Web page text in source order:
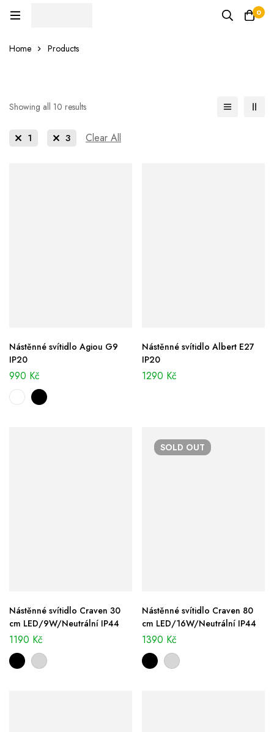
0
Home Products
Showing all 10 results
1 3 Clear All
Nástěnné svítidlo Agiou G9
IP20
990 Kč
Nástěnné svítidlo Albert E27
IP20
1290 Kč
Nástěnné svítidlo Craven 30
cm LED/9W/Neutrální IP44
1190 Kč
SOLD OUT
Nástěnné svítidlo Craven 80
cm LED/16W/Neutrální IP44
1390 Kč